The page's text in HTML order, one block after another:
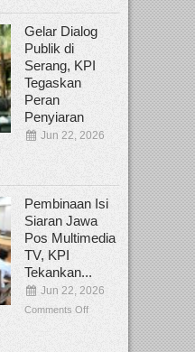
Gelar Dialog
Publik di
Serang, KPI
Tegaskan
Peran
Penyiaran
Jun 22, 2026
Pembinaan Isi
Siaran Jawa
Pos Multimedia
TV, KPI
Tekankan...
Jun 22, 2026
Comments Off